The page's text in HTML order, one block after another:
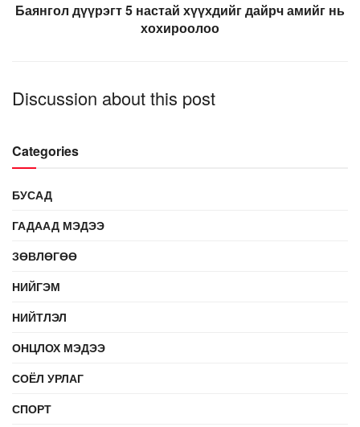
Баянгол дүүрэгт 5 настай хүүхдийг дайрч амийг нь
хохироолоо
Discussion about this post
Categories
БУСАД
ГАДААД МЭДЭЭ
ЗӨВЛӨГӨӨ
НИЙГЭМ
НИЙТЛЭЛ
ОНЦЛОХ МЭДЭЭ
СОЁЛ УРЛАГ
СПОРТ